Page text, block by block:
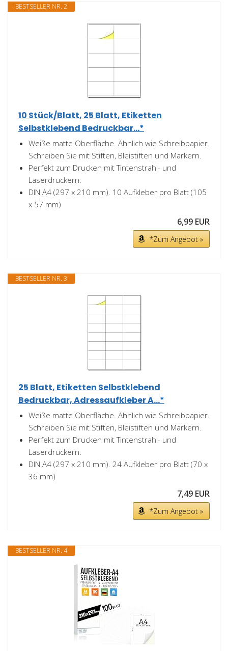
BESTSELLER NR. 2
10 Stück/Blatt, 25 Blatt, Etiketten
Selbstklebend Bedruckbar...*
Weiße matte Oberfläche. Ähnlich wie Schreibpapier.
Schreiben Sie mit Stiften, Bleistiften und Markern.
Perfekt zum Drucken mit Tintenstrahl- und
Laserdruckern.
DIN A4 (297 x 210 mm). 10 Aufkleber pro Blatt (105
x 57 mm)
6,99 EUR
*Zum Angebot »
BESTSELLER NR. 3
25 Blatt, Etiketten Selbstklebend
Bedruckbar, Adressaufkleber A...*
Weiße matte Oberfläche. Ähnlich wie Schreibpapier.
Schreiben Sie mit Stiften, Bleistiften und Markern.
Perfekt zum Drucken mit Tintenstrahl- und
Laserdruckern.
DIN A4 (297 x 210 mm). 24 Aufkleber pro Blatt (70 x
36 mm)
7,49 EUR
*Zum Angebot »
BESTSELLER NR. 4